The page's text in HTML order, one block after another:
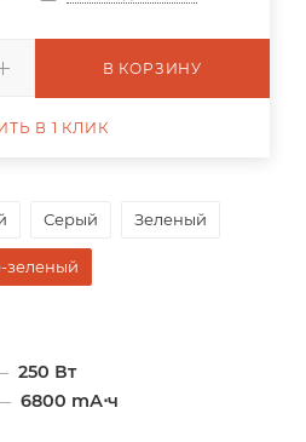
Серый Зеленый
зеленый
250 Вт
6800 mА⋅ч
В КОРЗИНУ
В 1 КЛИК